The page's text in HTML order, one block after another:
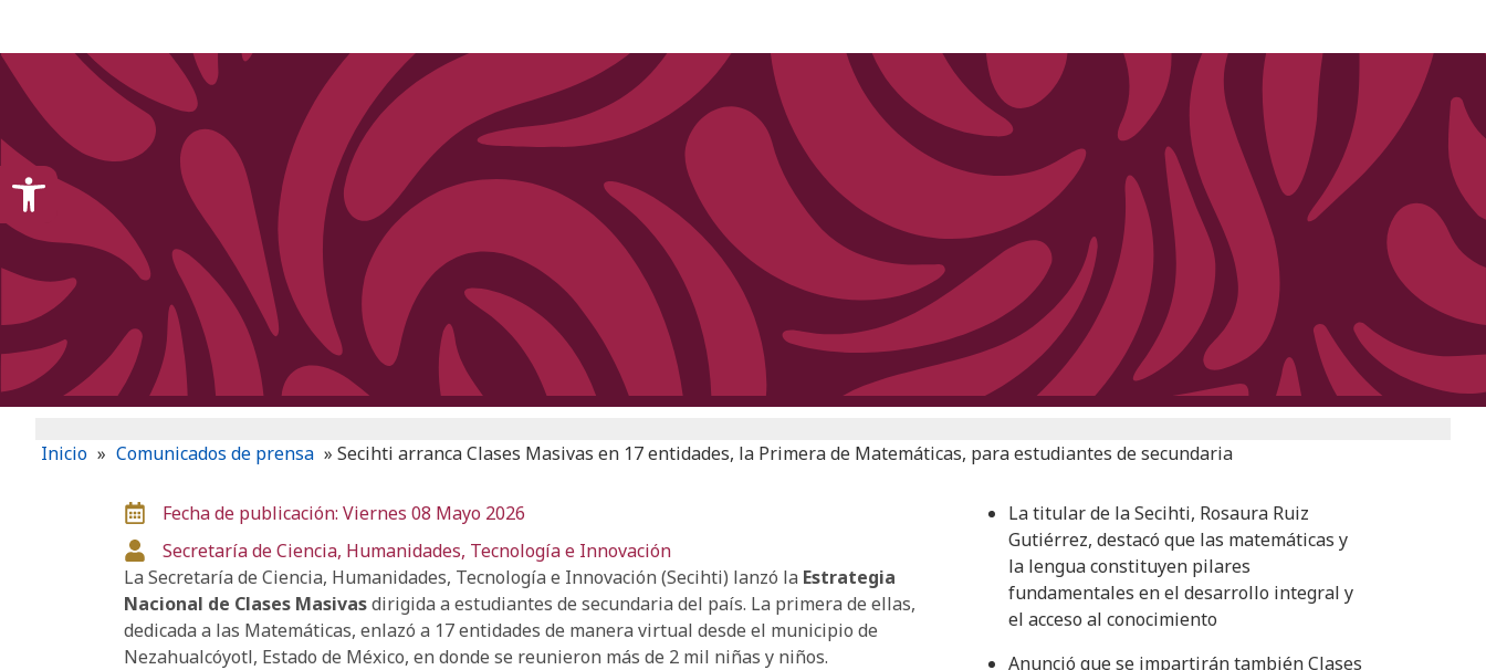
Inicio » Comunicados de prensa » Secihti arranca Clases Masivas en 17 entidades, la Primera de Matemáticas, para estudiantes de secundaria
Fecha de publicación: Viernes 08 Mayo 2026
Secretaría de Ciencia, Humanidades, Tecnología e Innovación
La Secretaría de Ciencia, Humanidades, Tecnología e Innovación (Secihti) lanzó la Estrategia
Nacional de Clases Masivasdirigida a estudiantes de secundaria del país. La primera de ellas,
dedicada a las Matemáticas, enlazó a 17 entidades de manera virtual desde el municipio de
Nezahualcóyotl, Estado de México, en donde se reunieron más de 2 mil niñas y niños.
La titular de la Secihti, Rosaura Ruiz
Gutiérrez, destacó que las matemáticas y
la lengua constituyen pilares
fundamentales en el desarrollo integral y
el acceso al conocimiento
Anunció que se impartirán también Clases
Open toolbar